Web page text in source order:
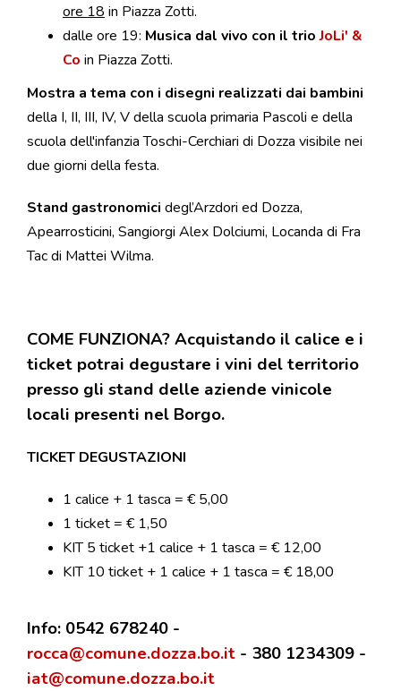
ore 18 in Piazza Zotti.
dalle ore 19: Musica dal vivo con il trioJoLi' &
Co in Piazza Zotti.
Mostra a tema con i disegni realizzati dai bambini
della I, II, III, IV, V della scuola primaria Pascoli e della
scuola dell'infanzia Toschi-Cerchiari di Dozza visibile nei
due giorni della festa.
Stand gastronomici degl’Arzdori ed Dozza,
Apearrosticini, Sangiorgi Alex Dolciumi, Locanda di Fra
Tac di Mattei Wilma.
COME FUNZIONA? Acquistando il calice e i
ticket potrai degustare i vini del territorio
presso gli stand delle aziende vinicole
locali presenti nel Borgo.
TICKET DEGUSTAZIONI
1 calice + 1 tasca = € 5,00
1 ticket = € 1,50
KIT 5 ticket +1 calice + 1 tasca = € 12,00
KIT 10 ticket + 1 calice + 1 tasca = € 18,00
Info: 0542 678240 -
rocca@comune.dozza.bo.it - 380 1234309 -
iat@comune.dozza.bo.it